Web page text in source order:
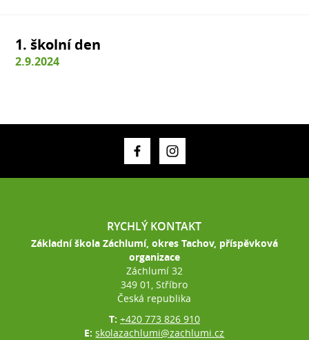
1. školní den
2.9.2024
RYCHLÝ KONTAKT
Základní škola Záchlumí, okres Tachov, příspěvková
organizace
Záchlumí 32
349 01, Stříbro
Česká republika
T: +420 773 826 910
E:skolazachlumi@zachlumi.cz